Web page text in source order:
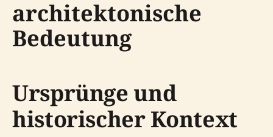
architektonische
Bedeutung
Ursprünge und
historischer Kontext